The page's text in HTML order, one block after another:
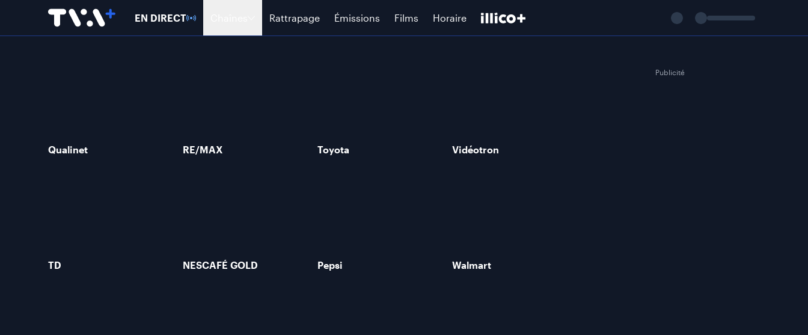
EN DIRECT Rattrapage Émissions Films Horaire
Qualinet RE/MAX Toyota Vidéotron
TD NESCAFÉ GOLD Pepsi Walmart
Publicité